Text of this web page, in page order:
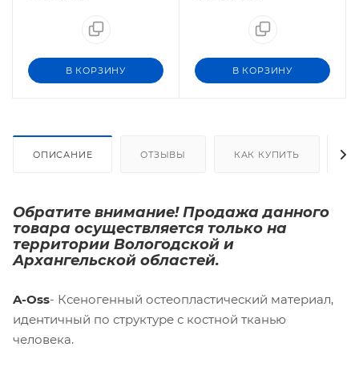
В КОРЗИНУ В КОРЗИНУ
ОПИСАНИЕ ОТЗЫВЫ КАК КУПИТЬ
Обратите внимание! Продажа данного
товара осуществляется только на
территории Вологодской и
Архангельской областей.
A-Oss- Ксеногенный остеопластический материал,
идентичный по структуре с костной тканью
человека.